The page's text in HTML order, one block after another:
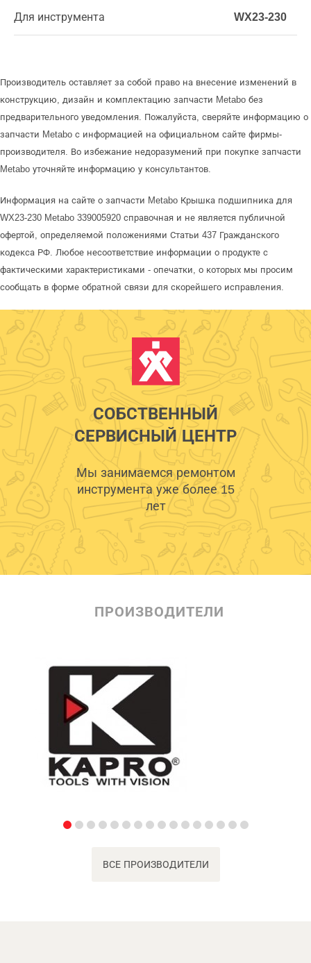
Для инструмента WX23-230
Производитель оставляет за собой право на внесение изменений в
конструкцию, дизайн и комплектацию запчасти Metabo без
предварительного уведомления. Пожалуйста, сверяйте информацию о
запчасти Metabo с информацией на официальном сайте фирмы-
производителя. Во избежание недоразумений при покупке запчасти
Metabo уточняйте информацию у консультантов.
Информация на сайте о запчасти Metabo Крышка подшипника для
WX23-230 Metabo 339005920 справочная и не является публичной
офертой, определяемой положениями Статьи 437 Гражданского
кодекса РФ. Любое несоответствие информации о продукте с
фактическими характеристиками - опечатки, о которых мы просим
сообщать в форме обратной связи для скорейшего исправления.
СОБСТВЕННЫЙ
СЕРВИСНЫЙ ЦЕНТР
Мы занимаемся ремонтом
инструмента уже более 15
лет
ПРОИЗВОДИТЕЛИ
ВСЕ ПРОИЗВОДИТЕЛИ